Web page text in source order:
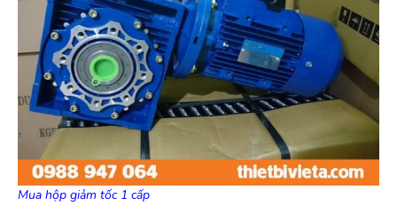
Mua hộp giảm tốc 1 cấp